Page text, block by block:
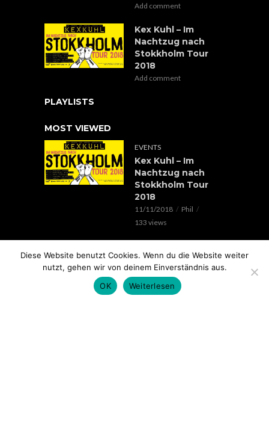
Add comment
Kex Kuhl – Im
Nachtzug nach
Stokkholm Tour
2018
Add comment
PLAYLISTS
MOST VIEWED
EVENTS
Kex Kuhl – Im
Nachtzug nach
Stokkholm Tour
2018
11/11/2018
Phil
133 views
Verrückte Hunde &
Lorenz Live //
20.05.2018 // SOHO
STAGE AUGSBURG
Diese Website benutzt Cookies. Wenn du die Website weiter
nutzt, gehen wir von deinem Einverständnis aus.
OK
Weiterlesen